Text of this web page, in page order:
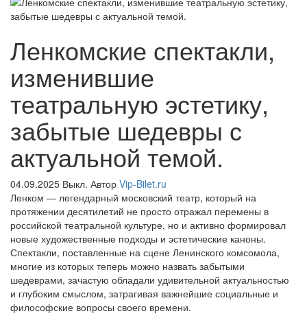
Ленкомские спектакли,
изменившие
театральную эстетику,
забытые шедевры с
актуальной темой.
04.09.2025 Выкл. Автор Vip-Bilet.ru
Ленком — легендарный московский театр, который на
протяжении десятилетий не просто отражал перемены в
российской театральной культуре, но и активно формировал
новые художественные подходы и эстетические каноны.
Спектакли, поставленные на сцене Ленинского комсомола,
многие из которых теперь можно назвать забытыми
шедеврами, зачастую обладали удивительной актуальностью
и глубоким смыслом, затрагивая важнейшие социальные и
философские вопросы своего времени.